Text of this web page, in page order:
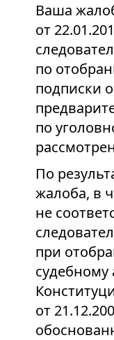
Ваша
от
по
подписки
по
По
жалоба, в
не
при
от